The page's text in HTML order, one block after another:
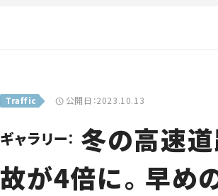
Traffic 公開日：2023.10.13
ギャラリー： 冬の高速
故が4倍に。早め